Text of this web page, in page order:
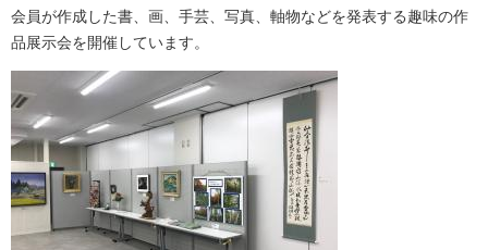
会員が作成した書、画、手芸、写真、軸物などを発表する趣味の作
品展示会を開催しています。